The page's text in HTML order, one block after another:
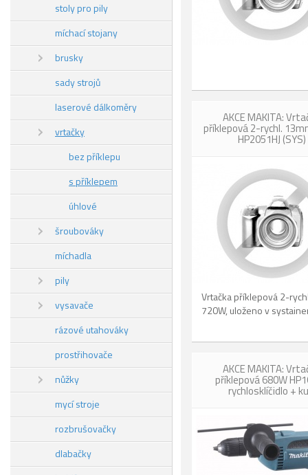
stoly pro pily
míchací stojany
brusky
sady strojů
laserové dálkoměry
vrtačky
bez příklepu
s příklepem
úhlové
šroubováky
míchadla
pily
vysavače
rázové utahováky
prostřihovače
nůžky
mycí stroje
rozbrušovačky
dlabačky
AKCE MAKITA:
příklepová 2-rychl.
HP2051HJ (SYS)
Vrtačka příklepová 2-
720W, uloženo v
AKCE MAKITA:
příklepová 680W
rychlosklíčidlo +